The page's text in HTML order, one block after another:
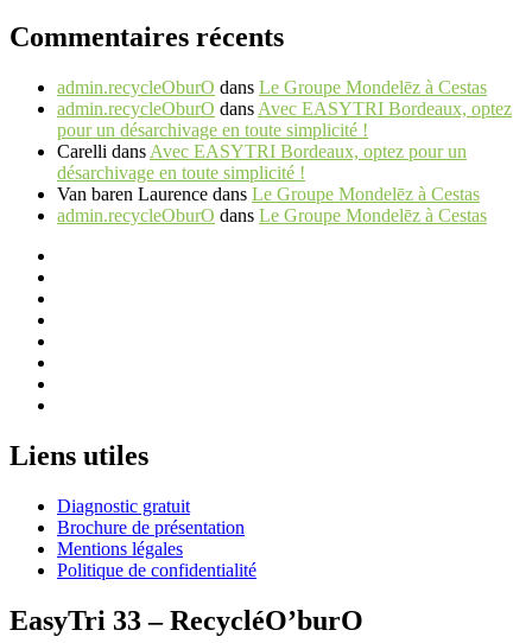
Commentaires récents
admin.recycleOburO dans Le Groupe Mondelēz à Cestas
admin.recycleOburO dans Avec EASYTRI Bordeaux, optez
pour un désarchivage en toute simplicité !
Carelli dans Avec EASYTRI Bordeaux, optez pour un
désarchivage en toute simplicité !
Van baren Laurence dans Le Groupe Mondelēz à Cestas
admin.recycleOburO dans Le Groupe Mondelēz à Cestas
Liens utiles
Diagnostic gratuit
Brochure de présentation
Mentions légales
Politique de confidentialité
EasyTri 33 – RecycléO’burO